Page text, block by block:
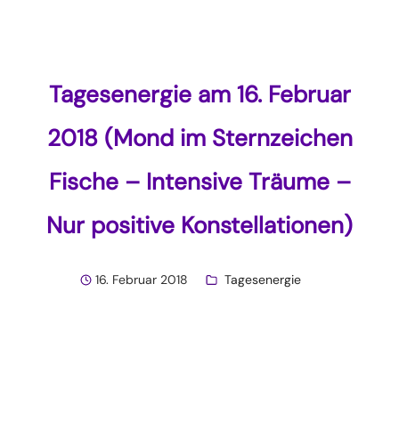
Tagesenergie am 16. Februar
2018 (Mond im Sternzeichen
Fische – Intensive Träume –
Nur positive Konstellationen)
16. Februar 2018 Tagesenergie